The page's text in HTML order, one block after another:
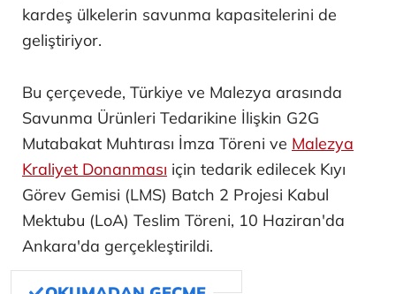
kardeş ülkelerin savunma kapasitelerini de
geliştiriyor.
Bu çerçevede, Türkiye ve Malezya arasında
Savunma Ürünleri Tedarikine İlişkin G2G
Mutabakat Muhtırası İmza Töreni ve Malezya
Kraliyet Donanması için tedarik edilecek Kıyı
Görev Gemisi (LMS) Batch 2 Projesi Kabul
Mektubu (LoA) Teslim Töreni, 10 Haziran'da
Ankara'da gerçekleştirildi.